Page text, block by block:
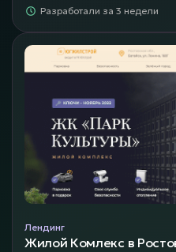
Разработали за 3 недели
Лендинг
Жилой Комлекс в